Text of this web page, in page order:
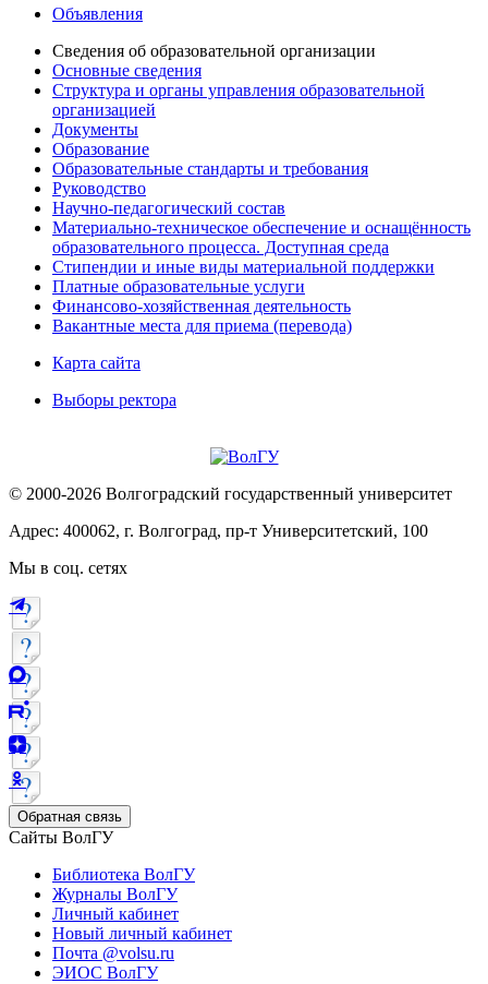
Объявления
Сведения об образовательной организации
Основные сведения
Структура и органы управления образовательной
организацией
Документы
Образование
Образовательные стандарты и требования
Руководство
Научно-педагогический состав
Материально-техническое обеспечение и оснащённость
образовательного процесса. Доступная среда
Стипендии и иные виды материальной поддержки
Платные образовательные услуги
Финансово-хозяйственная деятельность
Вакантные места для приема (перевода)
Карта сайта
Выборы ректора
© 2000-2026 Волгоградский государственный университет
Адрес: 400062, г. Волгоград, пр-т Университетский, 100
Мы в соц. сетях
Обратная связь
Сайты ВолГУ
Библиотека ВолГУ
Журналы ВолГУ
Личный кабинет
Новый личный кабинет
Почта @volsu.ru
ЭИОС ВолГУ